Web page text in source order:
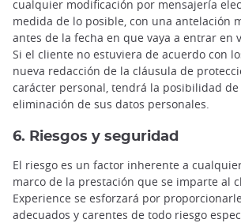
cualquier modificación por mensajería
medida de lo posible, con una antelación
antes de la fecha en que vaya a entrar en
Si el cliente no estuviera de acuerdo con
nueva redacción de la cláusula de
carácter personal, tendrá la posibilidad
eliminación de sus datos personales.
6. Riesgos y seguridad
El riesgo es un factor inherente a
marco de la prestación que se imparte al
Experience se esforzará por
adecuados y carentes de todo riesgo